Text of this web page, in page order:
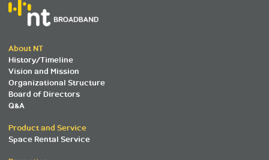
About NT
History/Timeline
Vision and Mission
Organizational Structure
Board of Directors
Q&A
Product and Service
Space Rental Service